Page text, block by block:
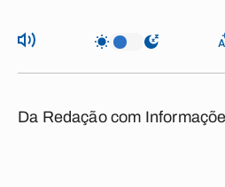
Da Redação com